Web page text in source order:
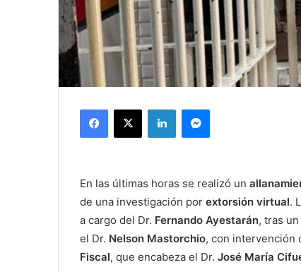
X LinkedIn
En las últimas horas se realizó un
de una investigación porextorsión virtual.
a cargo del Dr. Fernando Ayestarán, tras
el Dr. Nelson Mastorchio, con intervención
Fiscal, que encabeza el Dr.José María